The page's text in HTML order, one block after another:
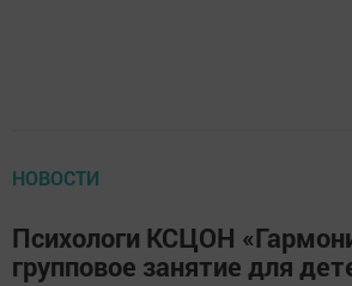
НОВОСТИ
Психологи КСЦОН
групповое занятие для